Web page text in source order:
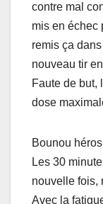
contre mal
mis en échec
remis ça
nouveau tir
Faute de but,
dose
Bounou
Les 30
nouvelle fois,
Avec la